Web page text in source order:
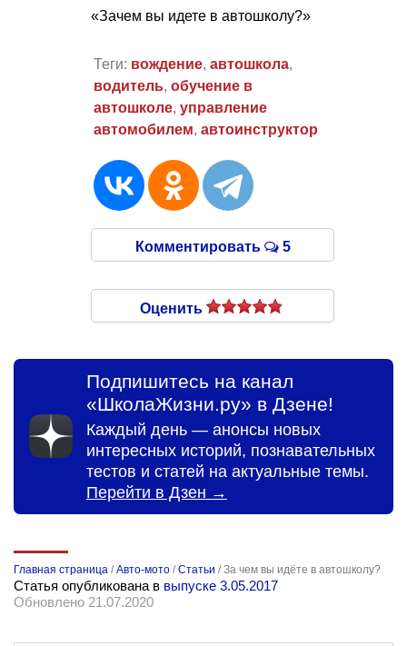
«Зачем вы идете в автошколу?»
Теги: вождение, автошкола,
водитель, обучение в
автошколе, управление
автомобилем, автоинструктор
Комментировать 5
Оценить
Подпишитесь на канал
«ШколаЖизни.ру» в Дзене!
Каждый день — анонсы новых
интересных историй, познавательных
тестов и статей на актуальные темы.
Перейти в Дзен →
Главная страница /Авто-мото /Статьи /За чем вы идёте в автошколу?
Статья опубликована в выпуске 3.05.2017
Обновлено 21.07.2020